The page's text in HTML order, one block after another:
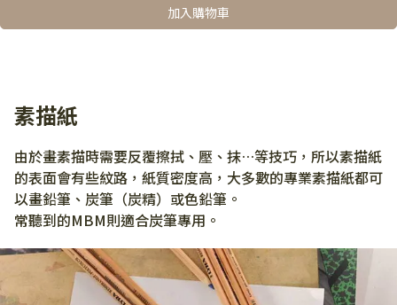
加入購物車
素描紙
由於畫素描時需要反覆擦拭、壓、抹…等技巧，所以素描紙
的表面會有些紋路，紙質密度高，大多數的專業素描紙都可
以畫鉛筆、炭筆（炭精）或色鉛筆。
常聽到的MBM則適合炭筆專用。